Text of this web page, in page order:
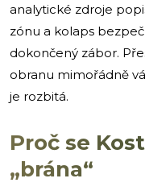
analytické zdroje
zónu a kolaps
dokončený zábor.
obranu mimořádně
je rozbitá.
Proč se
„brána“